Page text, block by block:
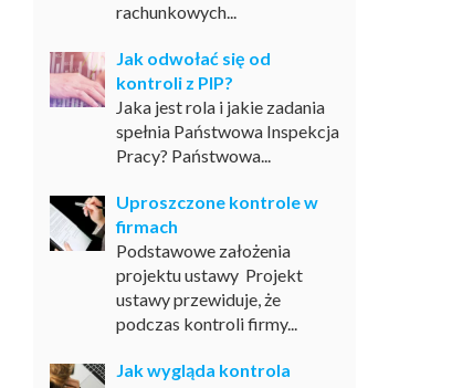
rachunkowych...
Jak odwołać się od
kontroli z PIP?
Jaka jest rola i jakie zadania
spełnia Państwowa Inspekcja
Pracy? Państwowa...
Uproszczone kontrole w
firmach
Podstawowe założenia
projektu ustawy Projekt
ustawy przewiduje, że
podczas kontroli firmy...
Jak wygląda kontrola